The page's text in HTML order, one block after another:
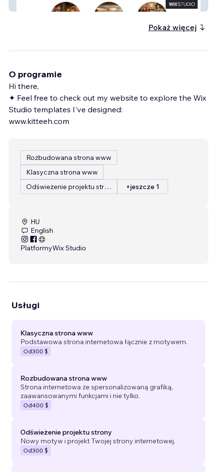
Lanternlight Theatre Co
Pokaż więcej
O programie
Hi there,
✦ Feel free to check out my website to explore the Wix
Studio templates I've designed:
www.kitteeh.com
Rozbudowana strona www
Klasyczna strona www
Odświeżenie projektu strony
+jeszcze 1
HU
English
PlatformyWix Studio
Usługi
Klasyczna strona www
Podstawowa strona internetowa łącznie z motywem.
Od300 $
Rozbudowana strona www
Strona internetowa ze spersonalizowaną grafiką,
zaawansowanymi funkcjami i nie tylko.
Od400 $
Odświeżenie projektu strony
Nowy motyw i projekt Twojej strony internetowej.
Od300 $